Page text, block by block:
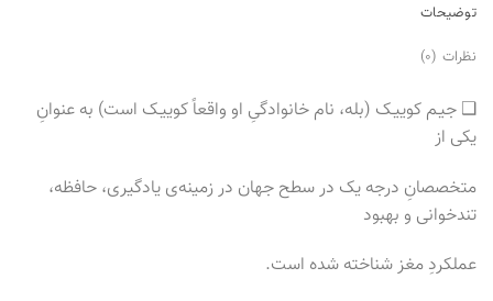
توضیحات
نظرات (0)
‌‌‌‌‌❑ جیـم کوییـک (بله، نام خانوادگیِ او واقعاً کوییـک است) به عنوانِ
یکی از
متخصصانِ درجه یک در سطح جهان در زمینه‌ی یادگیری، حافظه،
تندخوانی و بهبود
عملکردِ مغز شناخته شده است.